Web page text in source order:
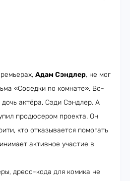
Адам Сэндлер, не мог
«Соседки по комнате». Во-
актёра, Сэди Сэндлер. А
продюсером проекта. Он
кто отказывается помогать
активное участие в
дресс-кода для комика не